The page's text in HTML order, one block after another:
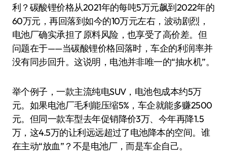
利？碳酸锂价格从2021年的每吨5万元飙到2022年的
60万元，再回落到如今的10万元左右，波动剧烈，
电池厂确实承担了原料风险，也享受了高价差。但
问题在于——当碳酸锂价格回落时，车企的利润率并
没有同步回升。这说明，电池并非唯一的“抽水机”。
举个例子，一款主流纯电SUV，电池包成本约5万
元。如果电池厂毛利能压缩5%，车企就能多赚2500
元。但同一款车型去年促销降价3万、今年再降1.5
万，这4.5万的让利远远超过了电池降本的空间。谁
在主动“放血”？不是电池厂，而是车企自己。